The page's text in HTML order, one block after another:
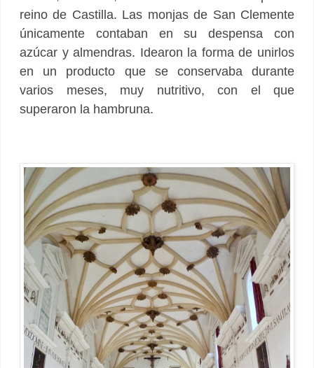
reino de Castilla. Las monjas de San Clemente
únicamente contaban en su despensa con
azúcar y almendras. Idearon la forma de unirlos
en un producto que se conservaba durante
varios meses, muy nutritivo, con el que
superaron la hambruna.